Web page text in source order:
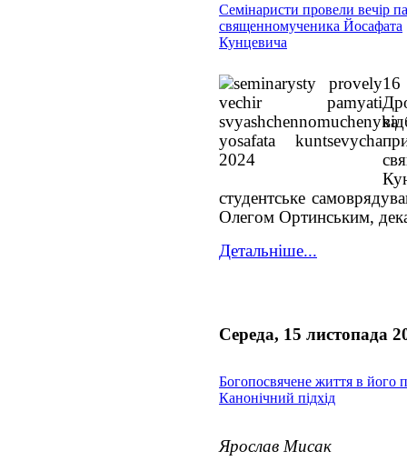
Семінаристи провели вечір
священномученика Йосафата
Кунцевича
студентське
Олегом Ортинським,
Детальніше...
Середа, 15 листопада
Богопосвячене життя в його
Канонічний підхід
Ярослав Мисак